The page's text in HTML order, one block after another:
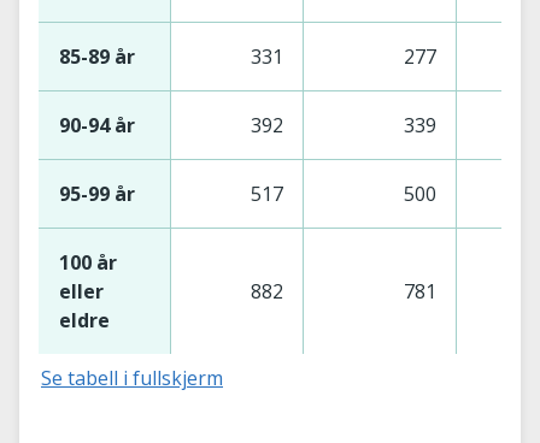
85-89 år 331 277
90-94 år 392 339
95-99 år 517 500
100 år
eller
eldre
882 781
Se tabell i fullskjerm